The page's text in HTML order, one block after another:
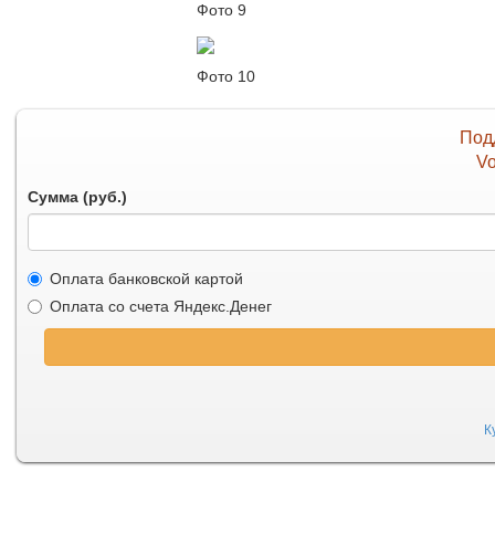
Фото 9
Фото 10
Сумма (руб.)
Оплата банковской картой
Оплата со счета Яндекс.Денег